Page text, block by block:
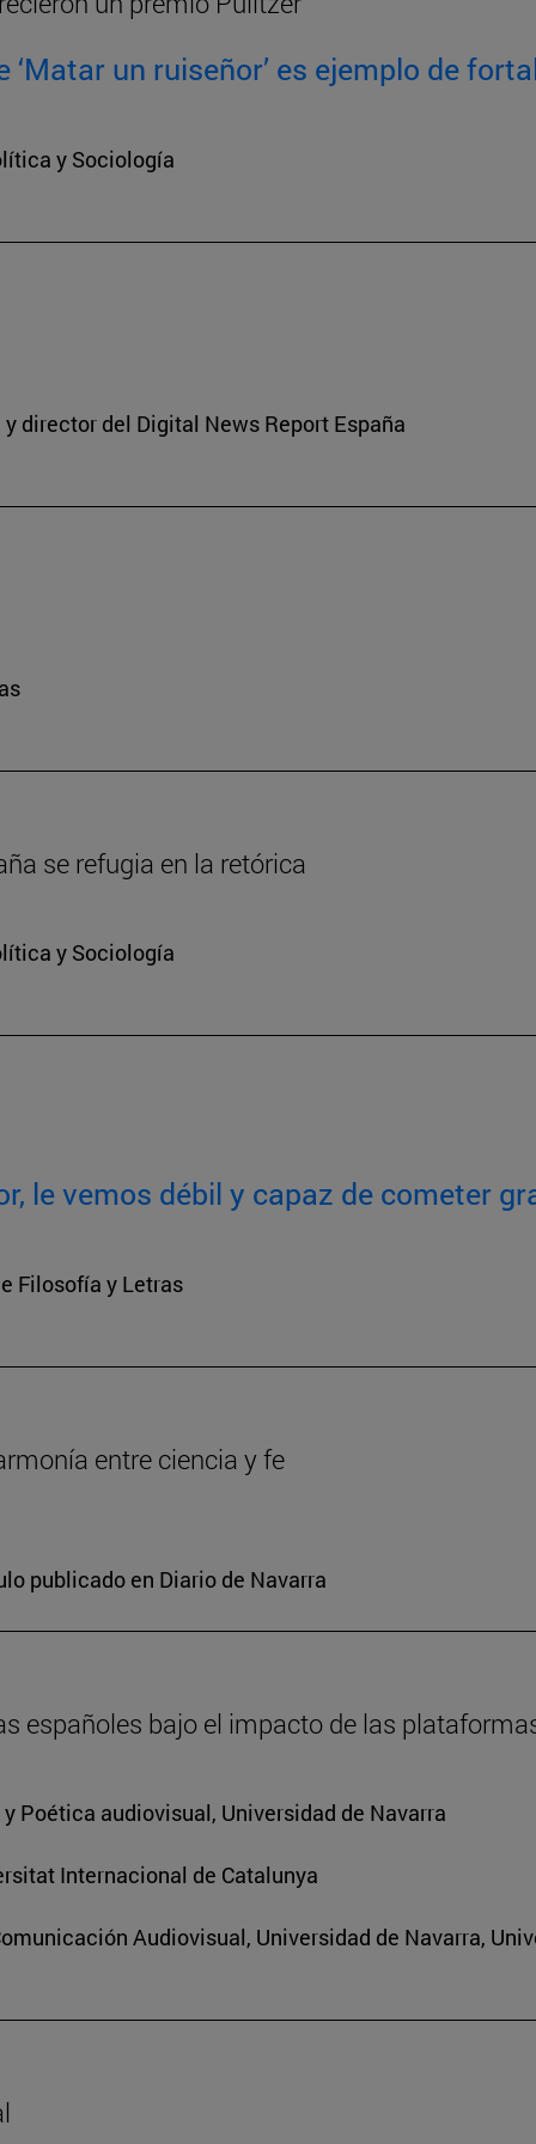
‘Matar un ruiseñor’ es ejemplo de
y Sociología
director del Digital News Report España
se refugia en la retórica
y Sociología
le vemos débil y capaz de cometer
Filosofía y Letras
entre ciencia y fe
publicado en Diario de Navarra
españoles bajo el impacto de las
Poética audiovisual, Universidad de Navarra
Internacional de Catalunya
Audiovisual, Universidad de Navarra,